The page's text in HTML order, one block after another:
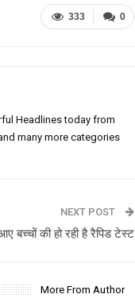
0
333
Headlines today from
many more categories
NEXT POST
बच्चों की हो रही है रैपिड टेस्ट
More From Author